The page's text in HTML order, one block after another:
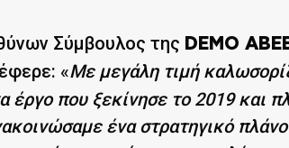
Σύμβουλος της DEMO
«Με μεγάλη τιμή
έργο που ξεκίνησε το 2019 και
ένα στρατηγικό